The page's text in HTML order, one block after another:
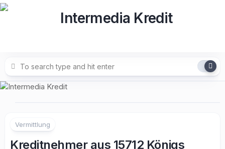
Skip
Vermittlung
Kreditnehmer aus 15712 Königs